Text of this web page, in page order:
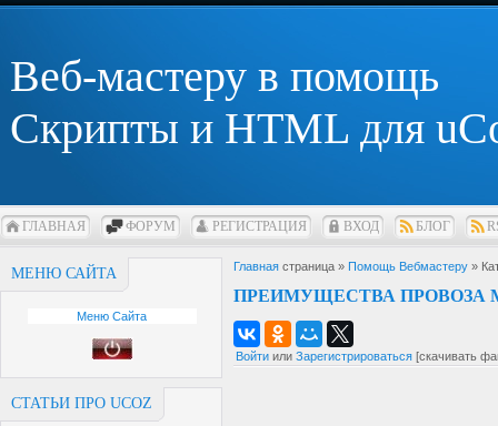
Веб-мастеру в помощь
Скрипты и HTML для
ГЛАВНАЯ ФОРУМ РЕГИСТРАЦИЯ ВХОД БЛОГ
МЕНЮ САЙТА
Меню Сайта
СТАТЬИ ПРО UCOZ
Главная страница » Помощь Вебмастеру »
ПРЕИМУЩЕСТВА ПРОВОЗА
Войти или Зарегистрироваться [скачивать